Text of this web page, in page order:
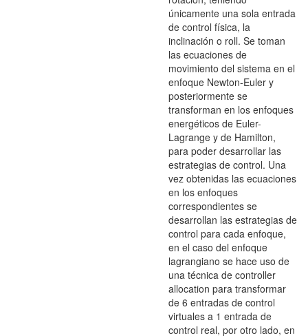
únicamente una sola entrada
de control física, la
inclinación o roll. Se toman
las ecuaciones de
movimiento del sistema en el
enfoque Newton-Euler y
posteriormente se
transforman en los enfoques
energéticos de Euler-
Lagrange y de Hamilton,
para poder desarrollar las
estrategias de control. Una
vez obtenidas las ecuaciones
en los enfoques
correspondientes se
desarrollan las estrategias de
control para cada enfoque,
en el caso del enfoque
lagrangiano se hace uso de
una técnica de controller
allocation para transformar
de 6 entradas de control
virtuales a 1 entrada de
control real, por otro lado, en